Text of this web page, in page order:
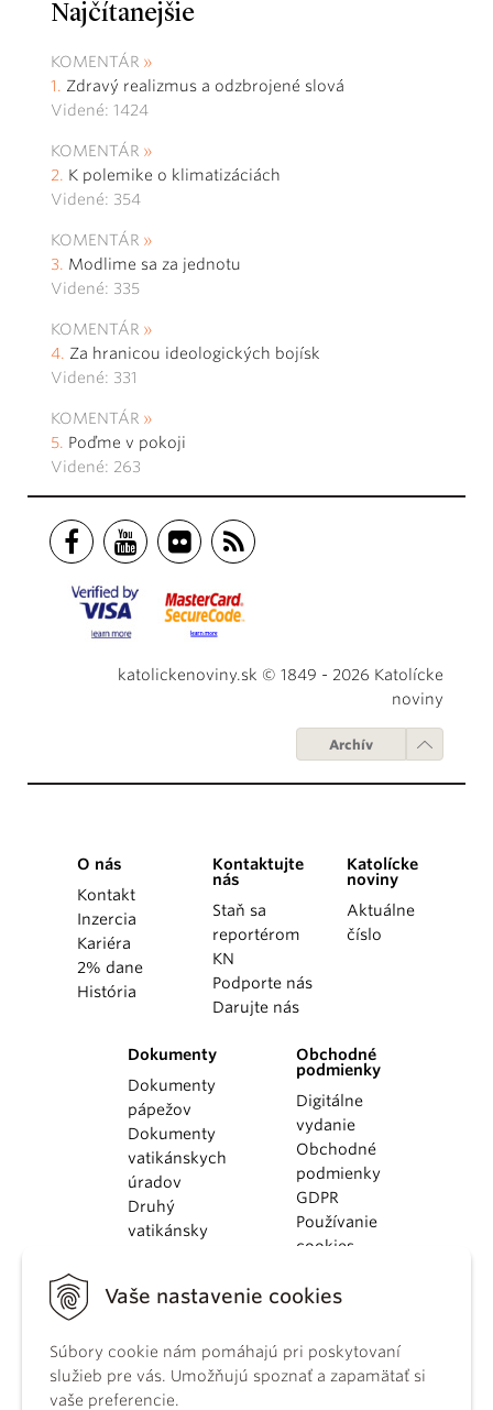
Vaše nastavenie cookies
Súbory cookie nám pomáhajú pri poskytovaní
služieb pre vás. Umožňujú spoznať a zapamätať si
vaše preferencie.
Najčítanejšie
KOMENTÁR
Zdravý realizmus a odzbrojené slová
Videné: 1424
KOMENTÁR
K polemike o klimatizáciách
Videné: 354
KOMENTÁR
Modlime sa za jednotu
Videné: 335
KOMENTÁR
Za hranicou ideologických bojísk
Videné: 331
KOMENTÁR
Poďme v pokoji
Videné: 263
katolickenoviny.sk © 1849 - 2026 Katolícke
noviny
Archív
O nás
Kontakt
Inzercia
Kariéra
2% dane
História
Kontaktujte
nás
Staň sa
reportérom
KN
Podporte nás
Darujte nás
Katolícke
noviny
Aktuálne
číslo
Dokumenty
Dokumenty
pápežov
Dokumenty
vatikánskych
úradov
Druhý
vatikánsky
KBS
kánonického
práva
Katechizmus
Obchodné
podmienky
Digitálne
vydanie
Obchodné
podmienky
GDPR
Používanie
cookies